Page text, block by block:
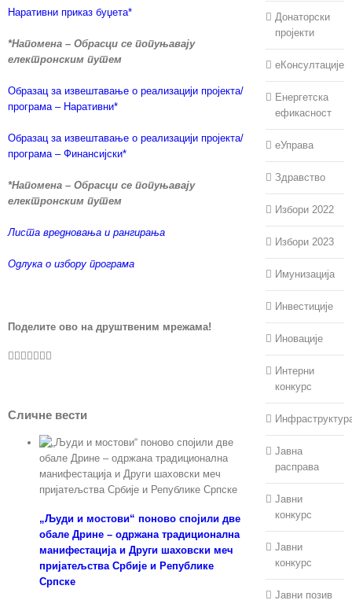
Наративни приказ буџета*
*Напомена – Обрасци се попуњавају
електронским путем
Образац за извештавање о реализацији пројекта/
програма – Наративни*
Образац за извештавање о реализацији пројекта/
програма – Финансијски*
*Напомена – Обрасци се попуњавају
електронским путем
Листа вредновања и рангирања
Одлука о избору програма
Поделите ово на друштвеним мрежама!
Facebook
Twitter
LinkedIn
WhatsApp
Pinterest
Vk
Сличне вести
„Људи и мостови“ поново спојили две
обале Дрине – одржана традиционална
манифестација и Други шаховски меч
пријатељства Србије и Републике
Српске
Донаторски
пројекти
еКонсултације
Енергетска
ефикасност
еУправа
Здравство
Избори 2022
Избори 2023
Имунизација
Инвестиције
Иновације
Интерни
конкурс
Јавна
расправа
Јавни
конкурс
Јавни
конкурс
Јавни позив